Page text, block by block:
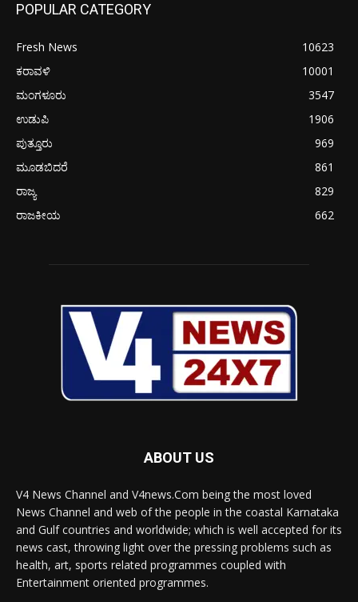
POPULAR CATEGORY
Fresh News
10623
ಕರಾವಳಿ
10001
ಮಂಗಳೂರು
3547
ಉಡುಪಿ
1906
ಪುತ್ತೂರು
969
ಮೂಡಬಿದರೆ
861
ರಾಜ್ಯ
829
ರಾಜಕೀಯ
662
ABOUT US
V4 News Channel and V4news.Com being the most loved
News Channel and web of the people in the coastal Karnataka
and Gulf countries and worldwide; which is well accepted for its
news cast, throwing light over the pressing problems such as
health, art, sports related programmes coupled with
Entertainment oriented programmes.